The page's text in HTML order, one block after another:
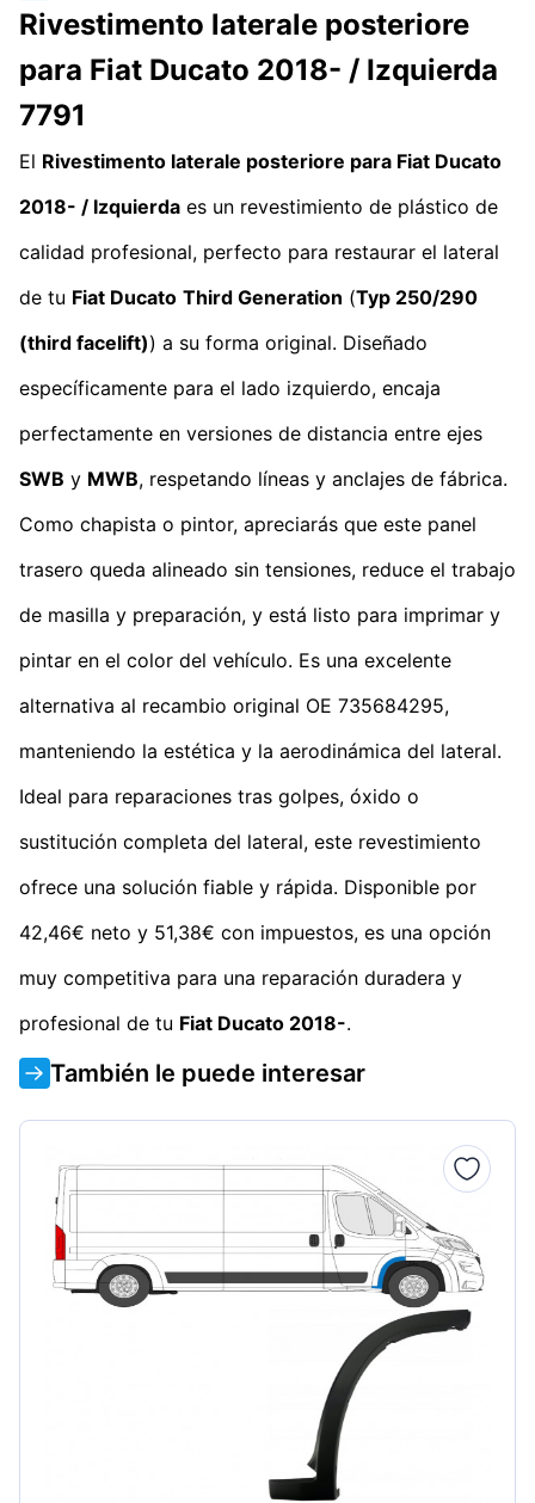
Rivestimento laterale posteriore
para Fiat Ducato 2018- / Izquierda
7791
El Rivestimento laterale posteriore para Fiat Ducato
2018- / Izquierda es un revestimiento de plástico de
calidad profesional, perfecto para restaurar el lateral
de tu Fiat Ducato Third Generation (Typ 250/290
(third facelift)) a su forma original. Diseñado
específicamente para el lado izquierdo, encaja
perfectamente en versiones de distancia entre ejes
SWB y MWB, respetando líneas y anclajes de fábrica.
Como chapista o pintor, apreciarás que este panel
trasero queda alineado sin tensiones, reduce el trabajo
de masilla y preparación, y está listo para imprimar y
pintar en el color del vehículo. Es una excelente
alternativa al recambio original OE 735684295,
manteniendo la estética y la aerodinámica del lateral.
Ideal para reparaciones tras golpes, óxido o
sustitución completa del lateral, este revestimiento
ofrece una solución fiable y rápida. Disponible por
42,46€ neto y 51,38€ con impuestos, es una opción
muy competitiva para una reparación duradera y
profesional de tu Fiat Ducato 2018-.
También le puede interesar